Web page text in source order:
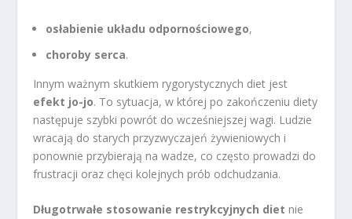
osłabienie układu odpornościowego,
choroby serca.
Innym ważnym skutkiem rygorystycznych diet jest
efekt jo-jo. To sytuacja, w której po zakończeniu diety
następuje szybki powrót do wcześniejszej wagi. Ludzie
wracają do starych przyzwyczajeń żywieniowych i
ponownie przybierają na wadze, co często prowadzi do
frustracji oraz chęci kolejnych prób odchudzania.
Długotrwałe stosowanie restrykcyjnych diet nie